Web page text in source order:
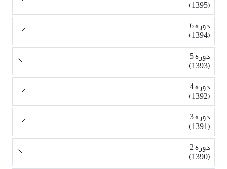
(1395)
دوره 6
(1394)
دوره 5
(1393)
دوره 4
(1392)
دوره 3
(1391)
دوره 2
(1390)